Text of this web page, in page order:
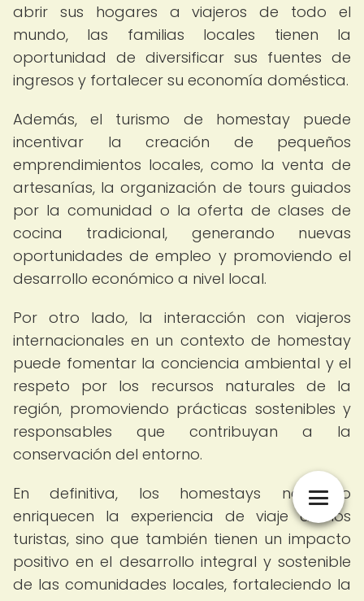
abrir sus hogares a viajeros de todo el
mundo, las familias locales tienen la
oportunidad de diversificar sus fuentes de
ingresos y fortalecer su economía doméstica.
Además, el turismo de homestay puede
incentivar la creación de pequeños
emprendimientos locales, como la venta de
artesanías, la organización de tours guiados
por la comunidad o la oferta de clases de
cocina tradicional, generando nuevas
oportunidades de empleo y promoviendo el
desarrollo económico a nivel local.
Por otro lado, la interacción con viajeros
internacionales en un contexto de homestay
puede fomentar la conciencia ambiental y el
respeto por los recursos naturales de la
región, promoviendo prácticas sostenibles y
responsables que contribuyan a la
conservación del entorno.
En definitiva, los homestays no solo
enriquecen la experiencia de viaje de los
turistas, sino que también tienen un impacto
positivo en el desarrollo integral y sostenible
de las comunidades locales, fortaleciendo la